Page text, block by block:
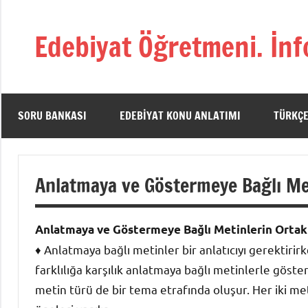
Edebiyat Öğretmeni.
Türkçe,
Dili
ve
Sitesi
SORU BANKASI EDEBIYAT KONU ANLATIMI
Anlatmaya ve Göstermeye Bağlı
Anlatmaya ve Göstermeye Bağlı Metinlerin
♦ Anlatmaya bağlı metinler bir anlatıcıyı
farklılığa karşılık anlatmaya bağlı metinlerle
metin türü de bir tema etrafında oluşur. Her iki